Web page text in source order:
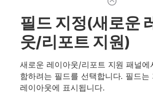
필드 지정(새로운
웃/리포트 지원)
새로운 레이아웃/리포트 지원 패널에
함하려는 필드를 선택합니다. 필드는
레이아웃에 표시됩니다.